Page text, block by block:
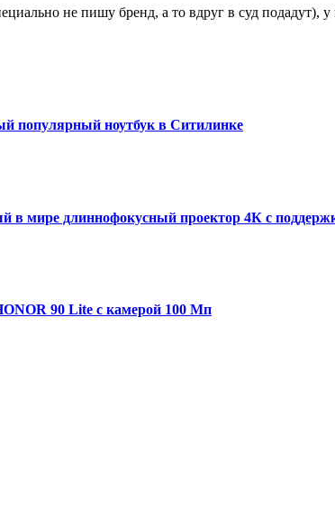
не пишу бренд, а то вдруг в суд подадут),
популярный ноутбук в Ситилинке
мире длиннофокусный проектор 4К с
90 Lite с камерой 100 Мп